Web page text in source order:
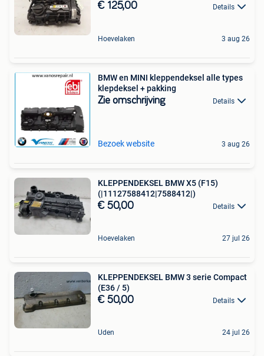
€ 125,00 Details
Hoevelaken 3 aug 26
BMW en MINI kleppendeksel alle types
klepdeksel + pakking
Zie omschrijving Details
Bezoek website 3 aug 26
KLEPPENDEKSEL BMW X5 (F15)
(|11127588412|7588412|)
€ 50,00 Details
Hoevelaken 27 jul 26
KLEPPENDEKSEL BMW 3 serie Compact
(E36 / 5)
€ 50,00 Details
Uden 24 jul 26